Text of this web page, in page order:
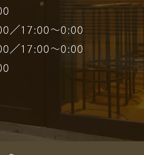
／17:00～0:00
／17:00～0:00